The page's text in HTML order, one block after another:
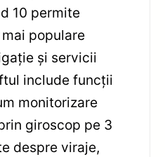
10 permite
populare
și servicii
include funcții
monitorizare
giroscop pe 3
despre viraje,